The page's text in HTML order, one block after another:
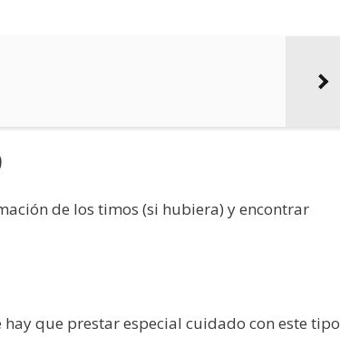
de los timos (si hubiera) y encontrar
que prestar especial cuidado con este tipo